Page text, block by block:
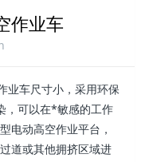
作业车
车尺寸小，采用环保
，可以在*敏感的工作
电动高空作业平台，
道或其他拥挤区域进